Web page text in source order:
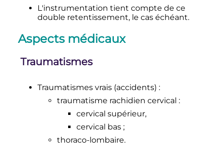
L'instrumentation tient compte de ce
double retentissement, le cas échéant.
Aspects médicaux
Traumatismes
Traumatismes vrais (accidents) :
traumatisme rachidien cervical :
cervical supérieur,
cervical bas ;
thoraco-lombaire.